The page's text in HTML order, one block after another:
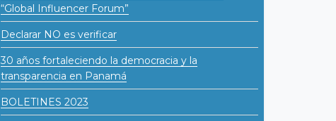
“Global Influencer Forum”
Declarar NO es verificar
30 años fortaleciendo la democracia y la
transparencia en Panamá
BOLETINES 2023